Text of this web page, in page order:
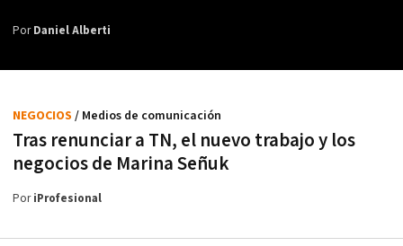
PorDaniel Alberti
Tras renunciar a TN, el nuevo trabajo y los
negocios de Marina Señuk
NEGOCIOS / Medios de comunicación
PoriProfesional